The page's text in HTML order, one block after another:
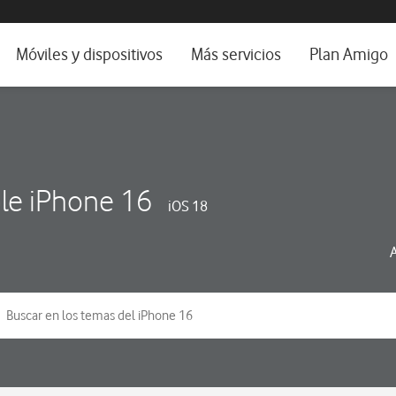
e idioma
Móviles y dispositivos Más servicios Plan Amigo
iPhone 16 iOS 18